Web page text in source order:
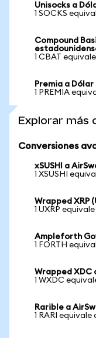
Unisocks a
1 SOCKS
Compound
1 CBAT
Premia a
1 PREMIA
Explorar más
Conversiones
xSUSHI a
1 XSUSHI
Wrapped XRP
1 UXRP
Ampleforth
1 FORTH
Wrapped XDC
1 WXDC
Rarible a
1 RARI